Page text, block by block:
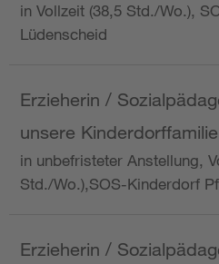
in Vollzeit (38,5 Std./Wo.),
Lüdenscheid
Erzieherin /
unsere Kinderdorffamilie
in unbefristeter Anstellung,
Std./Wo.),SOS-Kinderdorf
Erzieherin /